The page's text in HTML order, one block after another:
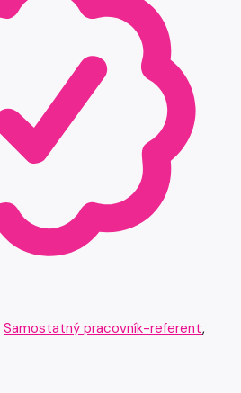
Samostatný pracovník-referent,